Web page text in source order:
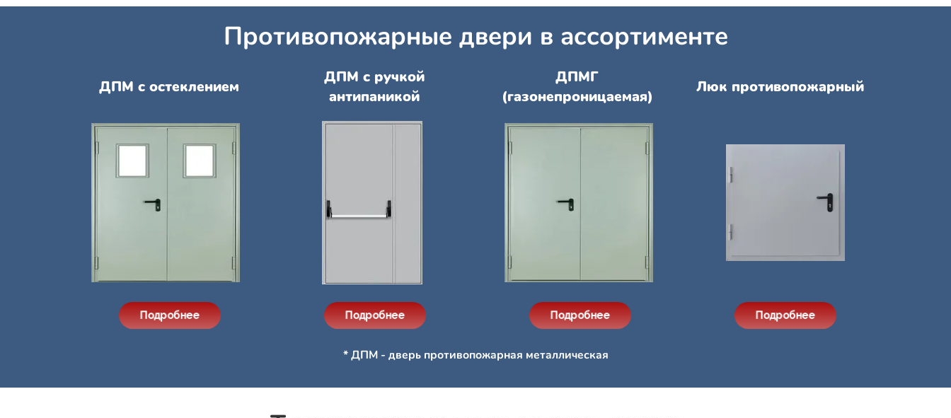
Противопожарные двери в ассортименте
ДПМ с остеклением
ДПМ с ручкой
антипаникой
ДПМГ
(газонепроницаемая)
Люк противопожарный
Подробнее Подробнее Подробнее Подробнее
* ДПМ - дверь противопожарная металлическая